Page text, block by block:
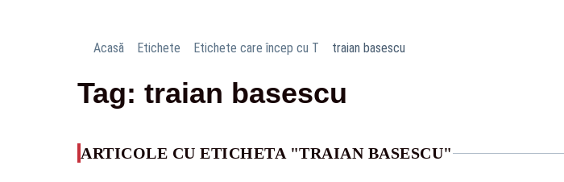
Acasă Etichete Etichete care încep cu T traian basescu
Tag: traian basescu
ARTICOLE CU ETICHETA "TRAIAN BASESCU"